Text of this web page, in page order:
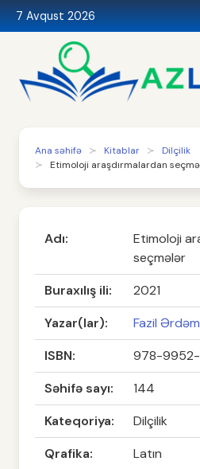
7 Avqust 2026
Ana səhifə Kitablar
Dilçilik
Etimoloji araşdırmalardan
Adı:
Etimoloji
seçmələr
Buraxılış ili:
2021
Yazar(lar):
Fazil Ərdəm
ISBN:
978-
Səhifə sayı:
144
Kateqoriya:
Dilçilik
Qrafika:
Latın